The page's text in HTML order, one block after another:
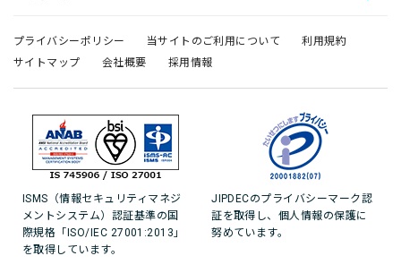
プライバシーポリシー 当サイトのご利用について
利用規約
サイトマップ
会社概要 採用情報
ISMS（情報セキュリティマネジ
メントシステム）認証基準の国
際規格「ISO/IEC 27001:2013」
を取得しています。
JIPDECのプライバシーマーク認
証を取得し、個人情報の保護に
努めています。